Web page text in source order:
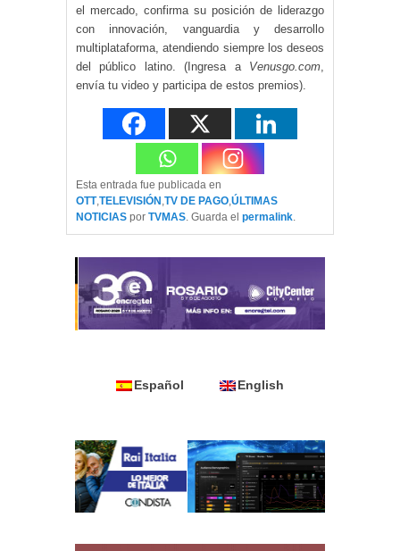
el mercado, confirma su posición de liderazgo
con innovación, vanguardia y desarrollo
multiplataforma, atendiendo siempre los deseos
del público latino. (Ingresa a Venusgo.com,
envía tu video y participa de estos premios).
Esta entrada fue publicada en
OTT,TELEVISIÓN ,TV DE PAGO,ÚLTIMAS
NOTICIAS por TVMAS. Guarda el permalink.
Español English